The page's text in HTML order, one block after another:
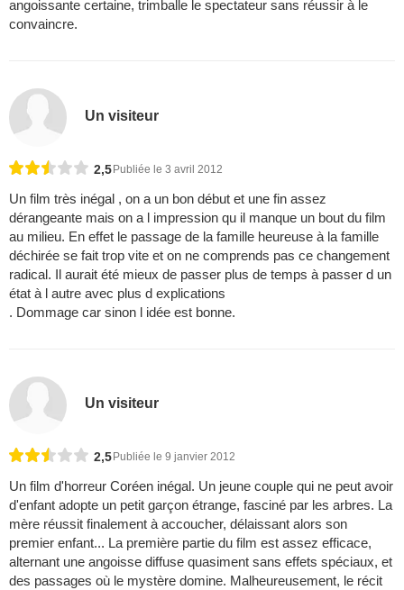
angoissante certaine, trimballe le spectateur sans réussir à le
convaincre.
Un visiteur
2,5Publiée le 3 avril 2012
Un film très inégal , on a un bon début et une fin assez
dérangeante mais on a l impression qu il manque un bout du film
au milieu. En effet le passage de la famille heureuse à la famille
déchirée se fait trop vite et on ne comprends pas ce changement
radical. Il aurait été mieux de passer plus de temps à passer d un
état à l autre avec plus d explications
. Dommage car sinon l idée est bonne.
Un visiteur
2,5Publiée le 9 janvier 2012
Un film d'horreur Coréen inégal. Un jeune couple qui ne peut avoir
d'enfant adopte un petit garçon étrange, fasciné par les arbres. La
mère réussit finalement à accoucher, délaissant alors son
premier enfant... La première partie du film est assez efficace,
alternant une angoisse diffuse quasiment sans effets spéciaux, et
des passages où le mystère domine. Malheureusement, le récit